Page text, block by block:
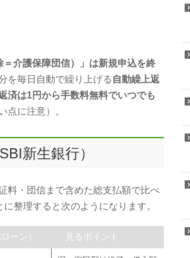
＝介護保障団信）」は新規申込を終
を毎日自動で繰り上げる 自動繰上返
済は1円から手数料無料でいつでも
点に注意）。
新生銀行）
料・団信まで含めた総支払額で比べ
整理すると次のようになります。
ーン） 見るポイント